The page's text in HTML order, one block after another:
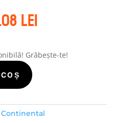
lei.
leiPrețul
curent
509.08 lei.
Grăbește-te!